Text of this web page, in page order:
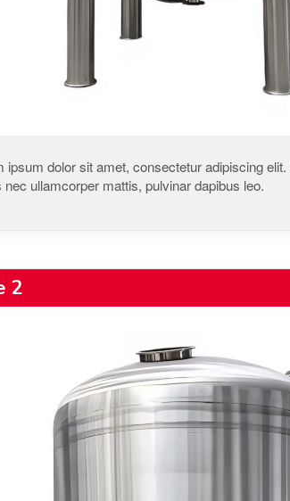
ipsum dolor sit amet, consectetur adipiscing elit.
nec ullamcorper mattis, pulvinar dapibus leo.
2